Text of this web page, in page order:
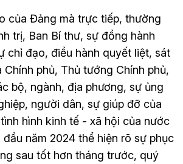
của Đảng mà trực tiếp, thường
trị, Ban Bí thư, sự đồng hành
chỉ đạo, điều hành quyết liệt, sát
phủ, Thủ tướng Chính phủ,
bộ, ngành, địa phương, sự ủng
người dân, sự giúp đỡ của
hình kinh tế - xã hội của nước
năm 2024 thể hiện rõ sự phục
sau tốt hơn tháng trước, quý